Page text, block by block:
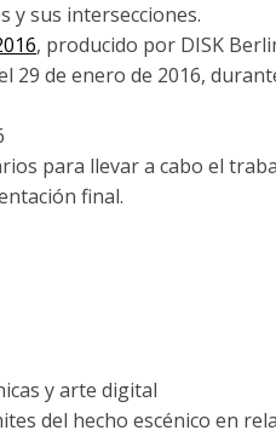
y sus intersecciones.
, producido por DISK
29 de enero de 2016,
para llevar a cabo el
final.
y arte digital
del hecho escénico en